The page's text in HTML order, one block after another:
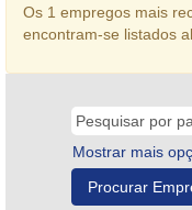
Os 1 empregos mais
encontram-se listados
Mostrar mais